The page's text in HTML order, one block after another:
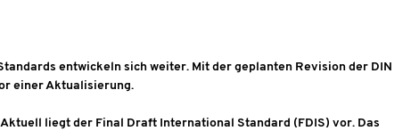
entwickeln sich weiter. Mit der geplanten Revision der DIN
einer Aktualisierung.
liegt der Final Draft International Standard (FDIS) vor. Das